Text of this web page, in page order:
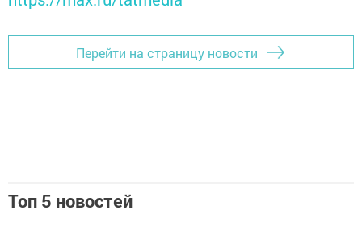
Перейти на страницу новости
Топ 5 новостей